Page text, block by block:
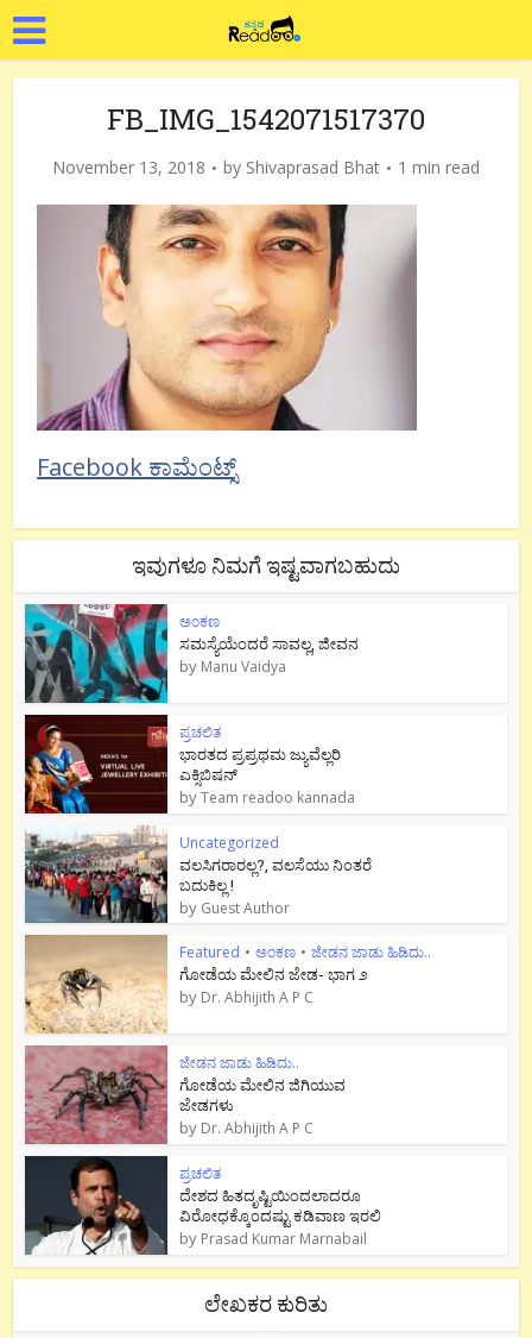
FB_IMG_1542071517370
November 13, 2018 by Shivaprasad Bhat 1 min read
Facebook ಕಾಮೆಂಟ್ಸ್
ಇವುಗಳೂ ನಿಮಗೆ ಇಷ್ಟವಾಗಬಹುದು
ಅಂಕಣ
ಸಮಸ್ಯೆಯೆಂದರೆ ಸಾವಲ್ಲ, ಜೀವನ
by Manu Vaidya
ಪ್ರಚಲಿತ
ಭಾರತದ ಪ್ರಪ್ರಥಮ ಜ್ಯುವೆಲ್ಲರಿ
ಎಕ್ಸಿಬಿಷನ್
byTeam readoo kannada
Uncategorized
ವಲಸಿಗರಾರಲ್ಲ?, ವಲಸೆಯು ನಿಂತರೆ
ಬದುಕಿಲ್ಲ !
by Guest Author
Featured • ಅಂಕಣ • ಜೇಡನ ಜಾಡು ಹಿಡಿದು..
ಗೋಡೆಯ ಮೇಲಿನ ಜೇಡ- ಭಾಗ ೨
by Dr. Abhijith A P C
ಜೇಡನ ಜಾಡು ಹಿಡಿದು..
ಗೋಡೆಯ ಮೇಲಿನ ಜಿಗಿಯುವ
ಜೇಡಗಳು
by Dr. Abhijith A P C
ಪ್ರಚಲಿತ
ದೇಶದ ಹಿತದೃಷ್ಟಿಯಿಂದಲಾದರೂ
ವಿರೋಧಕ್ಕೊಂದಷ್ಟು ಕಡಿವಾಣ ಇರಲಿ
by Prasad Kumar Marnabail
ಲೇಖಕರ ಕುರಿತು